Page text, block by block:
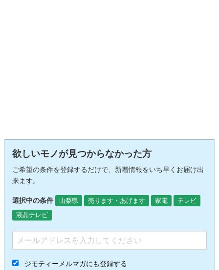
欲しいモノが見つからなかった方
ご希望の条件を登録するだけで、新着情報をいち早くお届け出
来ます。
選択中の条件 山梨県 売ります・あげます 家電
テレビ
液晶テレビ
ジモティーメルマガにも登録する